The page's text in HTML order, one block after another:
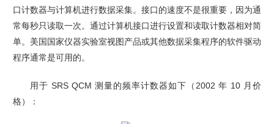
口计数器与计算机进行数据采集。接口的速度不是很重要，因为通
常每秒只读取一次。通过计算机接口进行设置和读取计数器相对简
单。美国国家仪器实验室视图产品或其他数据采集程序的软件驱动
程序通常是可用的。
用于 SRS QCM 测量的频率计数器如下（2002 年 10 月价
格）：